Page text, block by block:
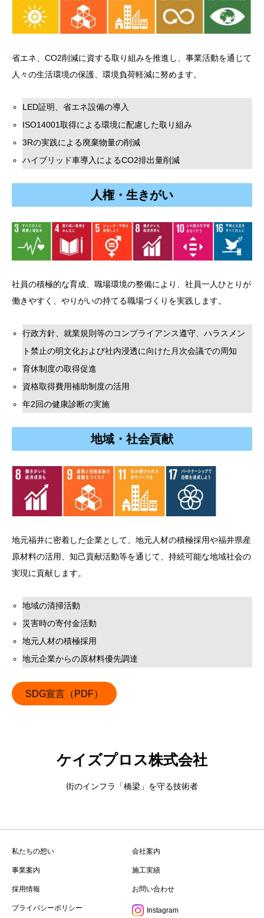
省エネ、CO2削減に資する取り組みを推進し、事業活動を通じて
人々の生活環境の保護、環境負荷軽減に努めます。
LED証明、省エネ設備の導入
ISO14001取得による環境に配慮した取り組み
3Rの実践による廃棄物量の削減
ハイブリッド車導入によるCO2排出量削減
人権・生きがい
社員の積極的な育成、職場環境の整備により、社員一人ひとりが
働きやすく、やりがいの持てる職場づくりを実践します。
行政方針、就業規則等のコンプライアンス遵守、ハラスメン
ト禁止の明文化および社内浸透に向けた月次会議での周知
育休制度の取得促進
資格取得費用補助制度の活用
年2回の健康診断の実施
地域・社会貢献
地元福井に密着した企業として、地元人材の積極採用や福井県産
原材料の活用、知己貢献活動等を通じて、持続可能な地域社会の
実現に貢献します。
地域の清掃活動
災害時の寄付金活動
地元人材の積極採用
地元企業からの原材料優先調達
SDG宣言（PDF）
ケイズプロス株式会社
街のインフラ「橋梁」を守る技術者
私たちの想い 会社案内
事業案内 施工実績
採用情報 お問い合わせ
プライバシーポリシー Instagram